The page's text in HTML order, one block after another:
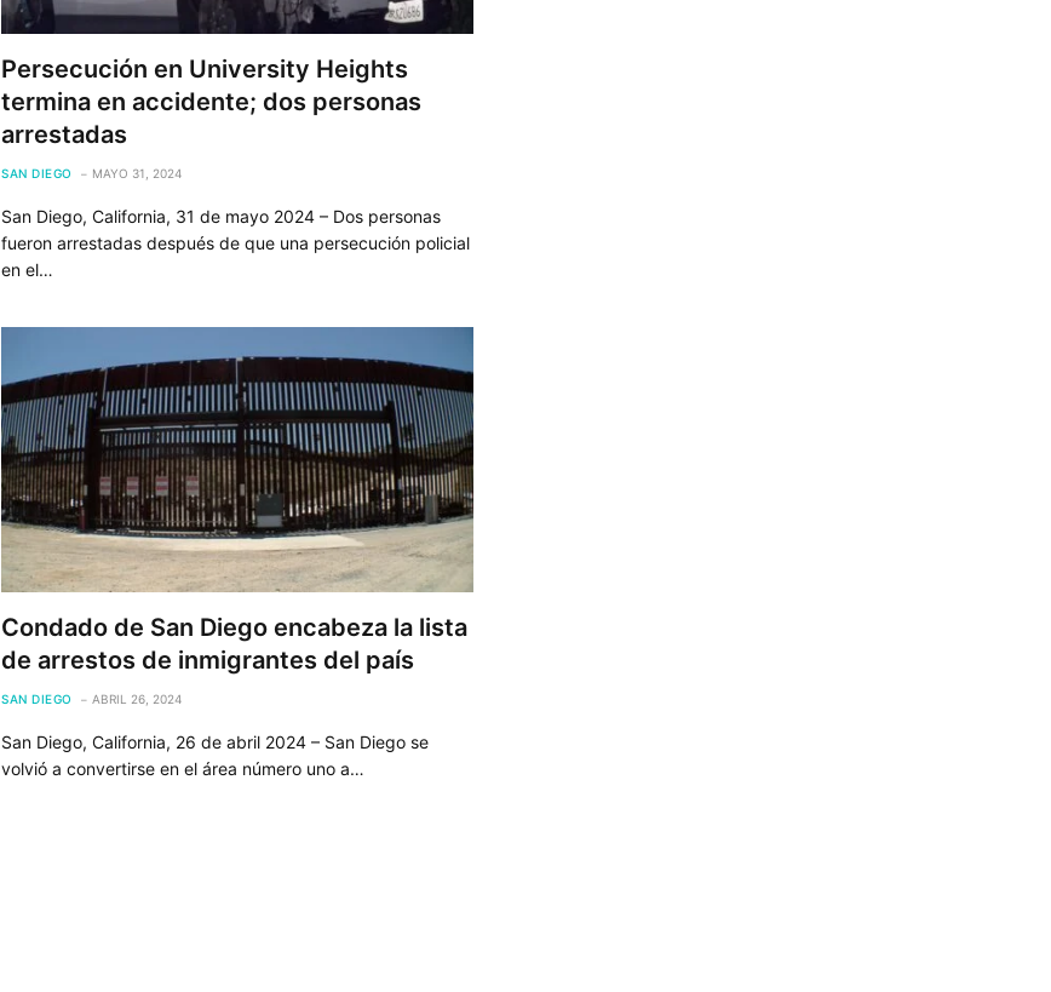
Persecución en University Heights
termina en accidente; dos personas
arrestadas
SAN DIEGO MAYO 31, 2024
San Diego, California, 31 de mayo 2024 – Dos personas
fueron arrestadas después de que una persecución policial
en el…
Condado de San Diego encabeza la lista
de arrestos de inmigrantes del país
SAN DIEGO ABRIL 26, 2024
San Diego, California, 26 de abril 2024 – San Diego se
volvió a convertirse en el área número uno a…